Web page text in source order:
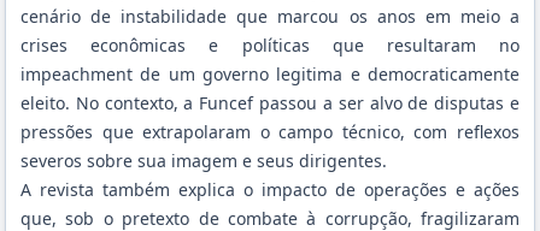
cenário de instabilidade que marcou os anos em meio a
crises econômicas e políticas que resultaram no
impeachment de um governo legitima e democraticamente
eleito. No contexto, a Funcef passou a ser alvo de disputas e
pressões que extrapolaram o campo técnico, com reflexos
severos sobre sua imagem e seus dirigentes.
A revista também explica o impacto de operações e ações
que, sob o pretexto de combate à corrupção, fragilizaram